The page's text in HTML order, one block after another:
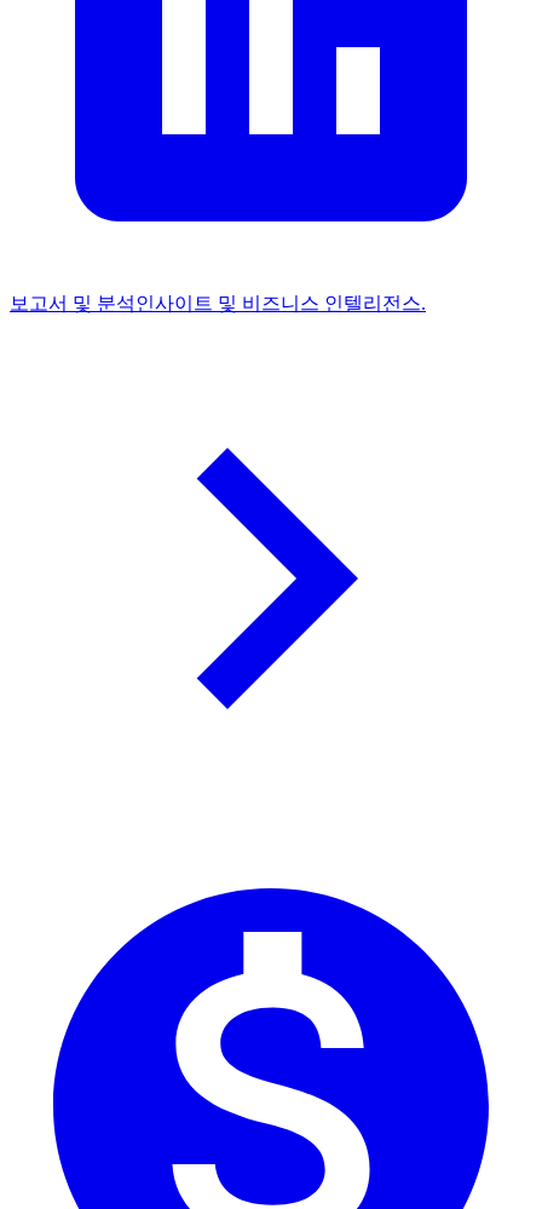
보고서 및 분석인사이트 및 비즈니스 인텔리전스.